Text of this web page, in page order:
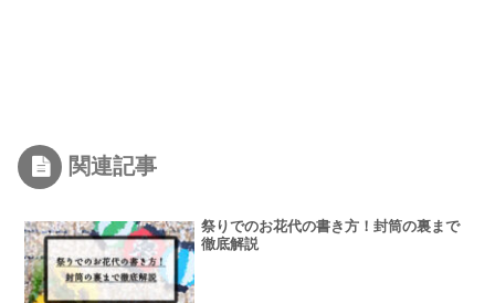
関連記事
祭りでのお花代の書き方！封筒の裏まで
徹底解説